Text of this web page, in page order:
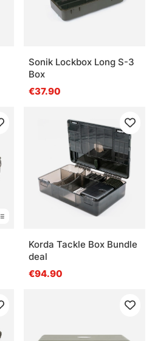
Sonik Lockbox Long S-3
Box
€37.90
Korda Tackle Box Bundle
deal
€94.90